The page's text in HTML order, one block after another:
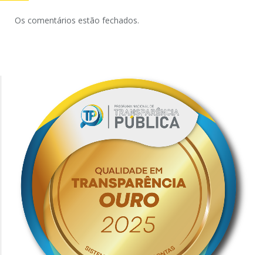
Os comentários estão fechados.